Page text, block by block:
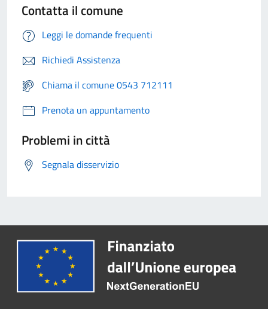
Contatta il comune
Leggi le domande frequenti
Richiedi Assistenza
Chiama il comune 0543 712111
Prenota un appuntamento
Problemi in città
Segnala disservizio